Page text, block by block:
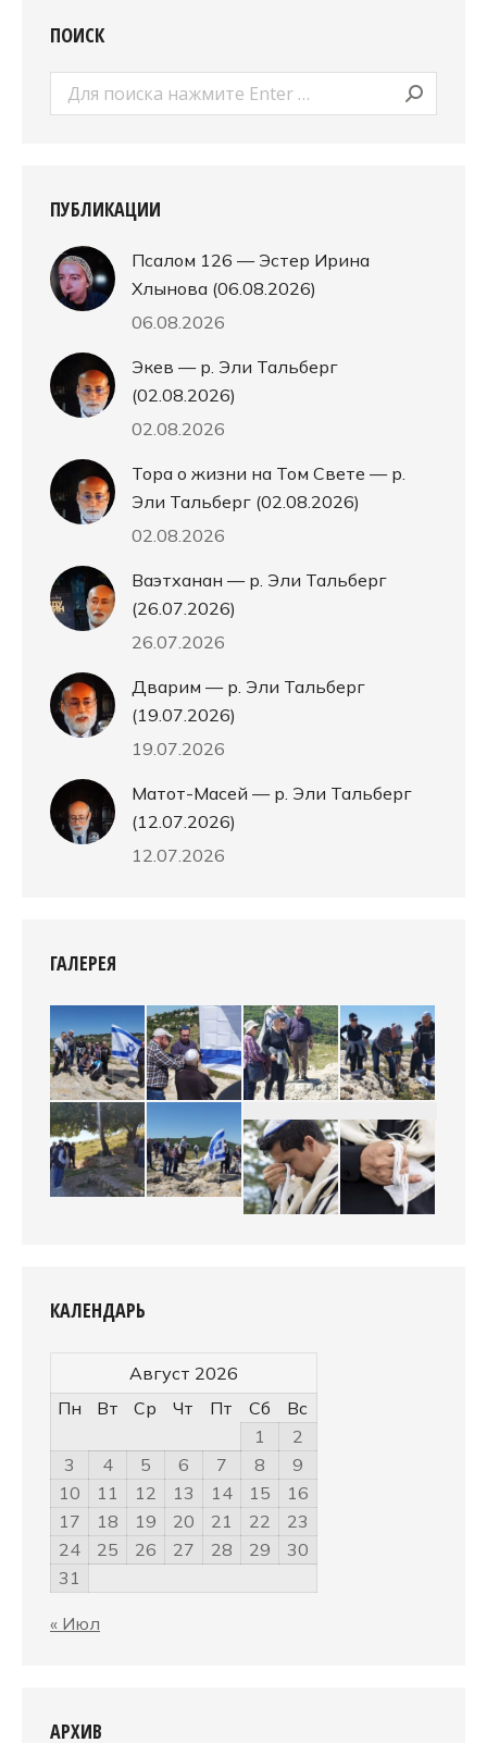
ПОИСК
Поиск:
ПУБЛИКАЦИИ
Псалом 126 — Эстер Ирина
Хлынова (06.08.2026)
06.08.2026
Экев — р. Эли Тальберг
(02.08.2026)
02.08.2026
Тора о жизни на Том Свете — р.
Эли Тальберг (02.08.2026)
02.08.2026
Ваэтханан — р. Эли Тальберг
(26.07.2026)
26.07.2026
Дварим — р. Эли Тальберг
(19.07.2026)
19.07.2026
Матот-Масей — р. Эли Тальберг
(12.07.2026)
12.07.2026
ГАЛЕРЕЯ
КАЛЕНДАРЬ
Август 2026
Пн
Вт Ср Чт Пт Сб
Вс
1
2
3
4 5 6 7 8
9
10
11 12 13 14 15
16
17
18 19 20 21 22
23
24
25 26 27 28 29
30
31
« Июл
АРХИВ